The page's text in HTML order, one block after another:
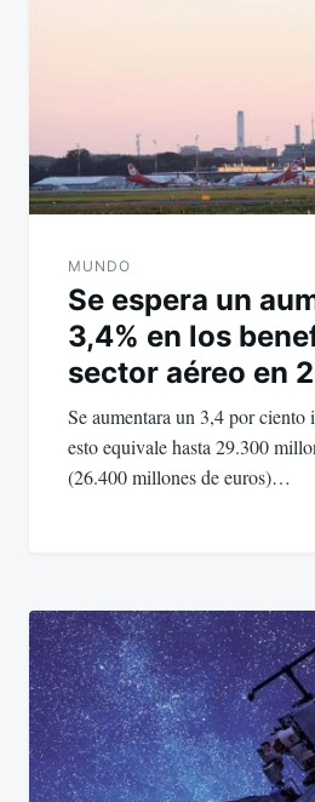
MUNDO
Se espera un
3,4% en los
sector aéreo en
Se aumentara un 3,4 por ciento
esto equivale hasta 29.300
(26.400 millones de euros)…